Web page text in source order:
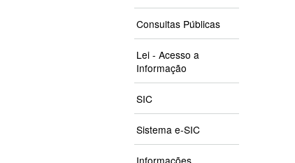
Consultas Públicas
Lei - Acesso a
Informação
SIC
Sistema e-SIC